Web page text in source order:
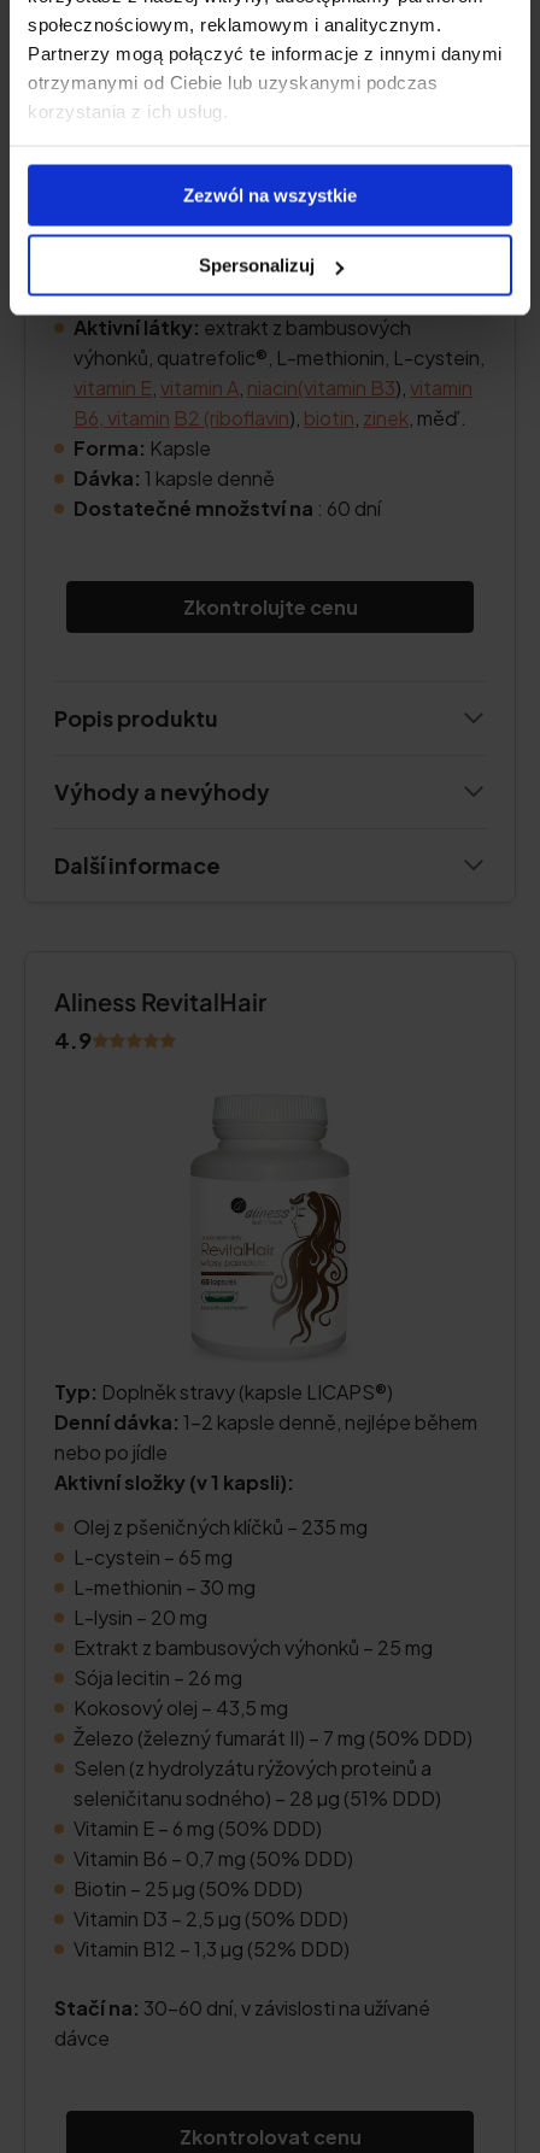
społecznościowym, reklamowym i analitycznym.
Partnerzy mogą połączyć te informacje z innymi danymi
otrzymanymi od Ciebie lub uzyskanymi podczas
korzystania z ich usług.
Zezwól na wszystkie
Spersonalizuj
Aktivní látky: extrakt z bambusových
výhonků, quatrefolic®, L-methionin, L-cystein,
vitamin E vitamin A niacin(vitamin B3), vitamin
B6, vitamin B2 (riboflavin), biotin zinek , měď.
Forma: Kapsle
Dávka: 1 kapsle denně
Dostatečné množství na : 60 dní
Zkontrolujte cenu
Popis produktu
Výhody a nevýhody
Další informace
Aliness RevitalHair
4.9
Typ: Doplněk stravy (kapsle LICAPS®)
Denní dávka: 1–2 kapsle denně, nejlépe během
nebo po jídle
Aktivní složky (v 1 kapsli):
Olej z pšeničných klíčků – 235 mg
L-cystein – 65 mg
L-methionin – 30 mg
L-lysin – 20 mg
Extrakt z bambusových výhonků – 25 mg
Sója lecitin – 26 mg
Kokosový olej – 43,5 mg
Železo (železný fumarát II) – 7 mg (50% DDD)
Selen (z hydrolyzátu rýžových proteinů a
seleničitanu sodného) – 28 µg (51% DDD)
Vitamin E – 6 mg (50% DDD)
Vitamin B6 – 0,7 mg (50% DDD)
Biotin – 25 µg (50% DDD)
Vitamin D3 – 2,5 µg (50% DDD)
Vitamin B12 – 1,3 µg (52% DDD)
Stačí na: 30–60 dní, v závislosti na užívané
dávce
Zkontrolovat cenu